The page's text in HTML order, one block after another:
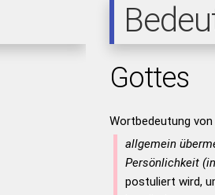
Gottes
Wortbedeutung von
allgemein
Persönlichkeit
postuliert wird,